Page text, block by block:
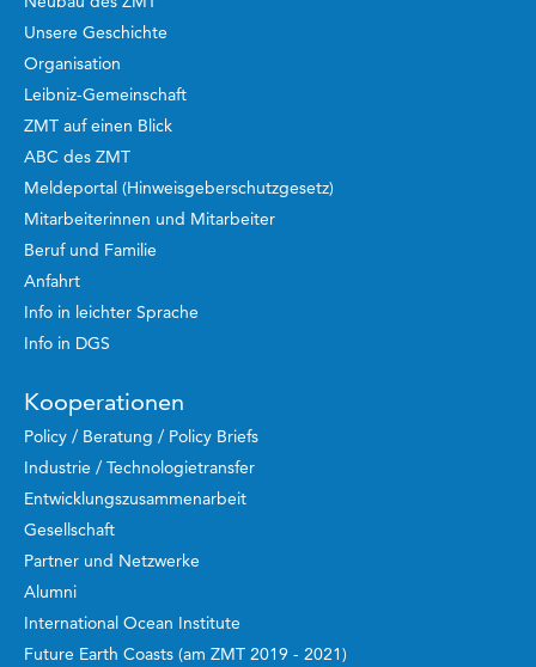
Unsere Geschichte
Organisation
Leibniz-Gemeinschaft
ZMT auf einen Blick
ABC des ZMT
Meldeportal (Hinweisgeberschutzgesetz)
Mitarbeiterinnen und Mitarbeiter
Beruf und Familie
Anfahrt
Info in leichter Sprache
Info in DGS
Kooperationen
Policy / Beratung / Policy Briefs
Industrie / Technologietransfer
Entwicklungszusammenarbeit
Gesellschaft
Partner und Netzwerke
Alumni
International Ocean Institute
Future Earth Coasts (am ZMT 2019 - 2021)